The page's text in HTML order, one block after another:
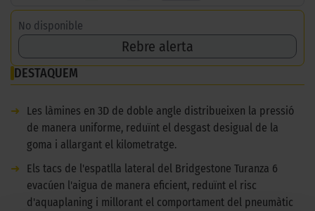
No disponible
Rebre alerta
DESTAQUEM
➜
Les làmines en 3D de doble angle distribueixen la pressió
de manera uniforme, reduïnt el desgast desigual de la
goma i allargant el kilometratge.
➜
Els tacs de l'espatlla lateral del Bridgestone Turanza 6
evacúen l'aigua de manera eficient, reduïnt el risc
d'aquaplaning i millorant el comportament del pneumàtic